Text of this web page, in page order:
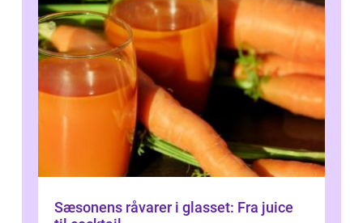
Sæsonens råvarer i glasset: Fra juice